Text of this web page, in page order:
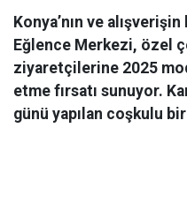
Konya’nın ve
Eğlence Merkezi, özel
ziyaretçilerine 2025
etme fırsatı sunuyor.
günü yapılan coşkulu